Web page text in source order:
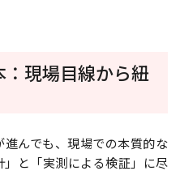
：現場目線から紐
んでも、現場での本質的な
と「実測による検証」に尽